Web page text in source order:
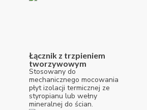
Łącznik z trzpieniem
tworzywowym
Stosowany do
mechanicznego mocowania
płyt izolacji termicznej ze
styropianu lub wełny
mineralnej do ścian.